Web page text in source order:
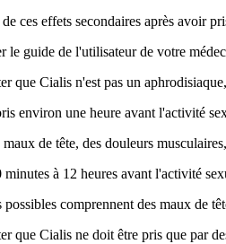
ces effets secondaires après avoir
le guide de l'utilisateur de votre
que Cialis n'est pas un
environ une heure avant l'activité
de tête, des douleurs
à 12 heures avant l'activité
possibles comprennent des maux de
que Cialis ne doit être pris que par